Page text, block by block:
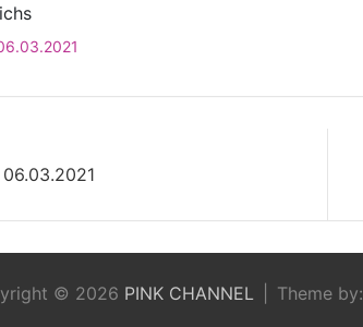
© 2026 PINK CHANNEL Theme by: